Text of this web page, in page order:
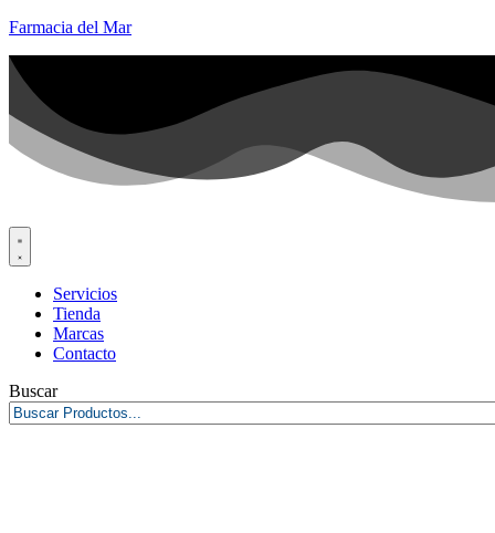
Farmacia del Mar
Servicios
Tienda
Marcas
Contacto
Buscar